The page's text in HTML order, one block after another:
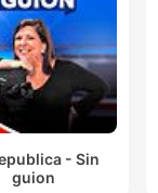
- Sin
guion